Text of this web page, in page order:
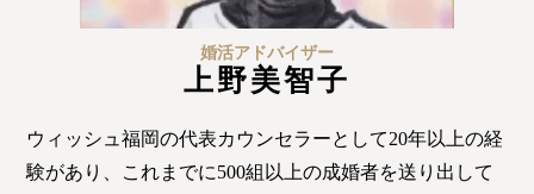
特定商取引法の表記につい
婚活アドバイザー
上野美智子
ウィッシュ福岡の代表カウンセラーとして20年以上の経
験があり、これまでに500組以上の成婚者を送り出して